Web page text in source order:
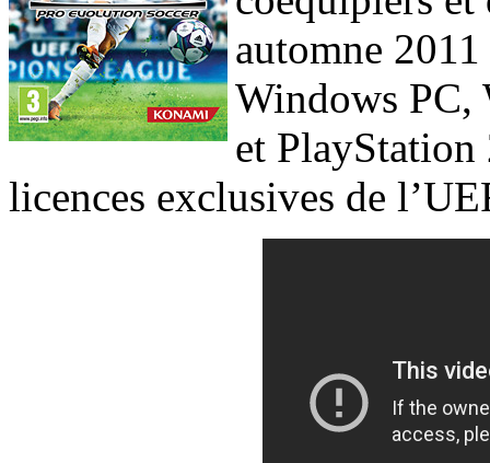
automne
Windows PC,
et PlayStation
licences exclusives de